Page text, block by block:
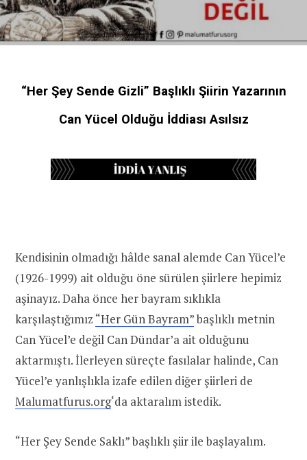
“Her Şey Sende Gizli” Başlıklı Şiirin Yazarının
Can Yücel Olduğu İddiası Asılsız
Kendisinin olmadığı hâlde sanal alemde Can Yücel’e
(1926-1999) ait olduğu öne sürülen şiirlere hepimiz
aşinayız. Daha önce her bayram sıklıkla
karşılaştığımız “Her Gün Bayram”başlıklı metnin
Can Yücel’e değil Can Dündar’a ait olduğunu
aktarmıştı. İlerleyen süreçte fasılalar halinde, Can
Yücel’e yanlışlıkla izafe edilen diğer şiirleri de
Malumatfurus.org‘da aktaralım istedik.
“Her Şey Sende Saklı” başlıklı şiir ile başlayalım.